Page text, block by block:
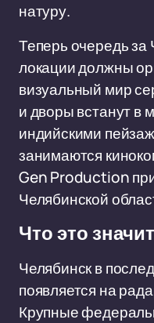
натуру.
Теперь очередь за
локации должны
визуальный мир
и дворы встанут в
индийскими
занимаются
Gen Production
Челябинской
Что это
Челябинск в
появляется на
Крупные